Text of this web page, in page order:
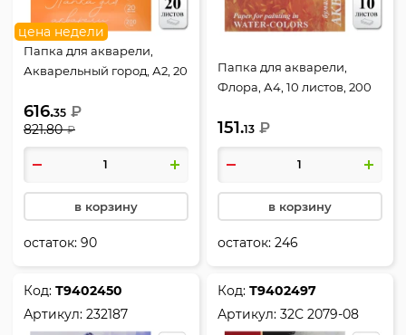
цена недели
Папка для акварели,
Акварельный город, А2, 20
белый, КОКОС, 232186
616.35 ₽
821.80 ₽
в корзину
остаток:90
Папка для акварели,
Флора, А4, 10 листов, 200
белый, Лилия Холдинг,
П-0279
151.13 ₽
в корзину
остаток:246
Код:Т9402450
Артикул:232187
Код:Т9402497
Артикул:32С 2079-08